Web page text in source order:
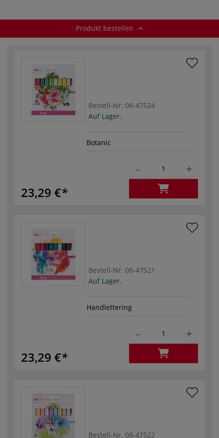
Produkt bestellen
Bestell-Nr. 08-47524
Auf Lager.
Botanic
23,29 €
- +
Bestell-Nr. 08-47521
Auf Lager.
Handlettering
23,29 €
- +
Bestell-Nr. 08-47522